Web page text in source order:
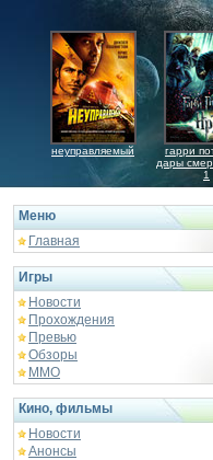
неуправляемый
гарри
дары
1
Меню
Главная
Игры
Новости
Прохождения
Превью
Обзоры
ММО
Кино, фильмы
Новости
Анонсы